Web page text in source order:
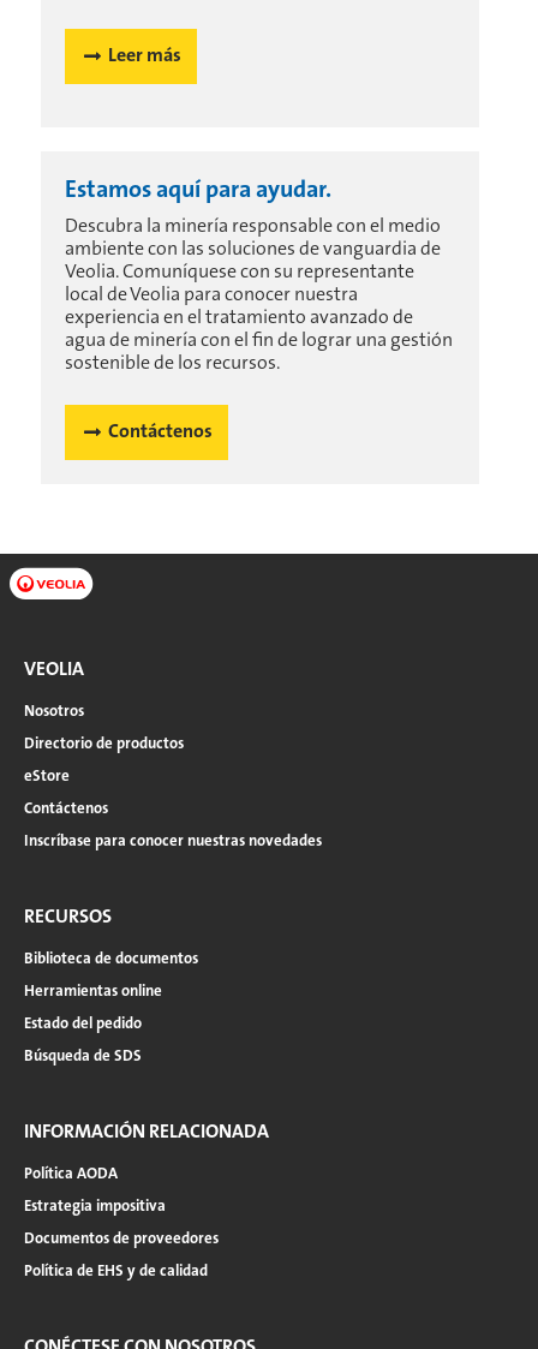
Leer más
Estamos aquí para ayudar.
Descubra la minería responsable con el medio
ambiente con las soluciones de vanguardia de
Veolia. Comuníquese con su representante
local de Veolia para conocer nuestra
experiencia en el tratamiento avanzado de
agua de minería con el fin de lograr una gestión
sostenible de los recursos.
Contáctenos
VEOLIA
Nosotros
Directorio de productos
eStore
Contáctenos
Inscríbase para conocer nuestras novedades
RECURSOS
Biblioteca de documentos
Herramientas online
Estado del pedido
Búsqueda de SDS
INFORMACIÓN RELACIONADA
Política AODA
Estrategia impositiva
Documentos de proveedores
Política de EHS y de calidad